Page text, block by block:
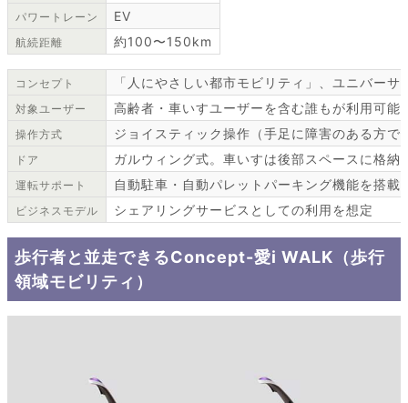
パワートレーン EV
航続距離 約100〜150km
コンセプト 「人にやさしい都市モビリティ」、ユニバーサ
対象ユーザー 高齢者・車いすユーザーを含む誰もが利用可能
操作方式 ジョイスティック操作（手足に障害のある方で
ドア ガルウィング式。車いすは後部スペースに格納
運転サポート 自動駐車・自動パレットパーキング機能を搭載
ビジネスモデル シェアリングサービスとしての利用を想定
歩行者と並走できるConcept-愛i WALK（歩行
領域モビリティ）